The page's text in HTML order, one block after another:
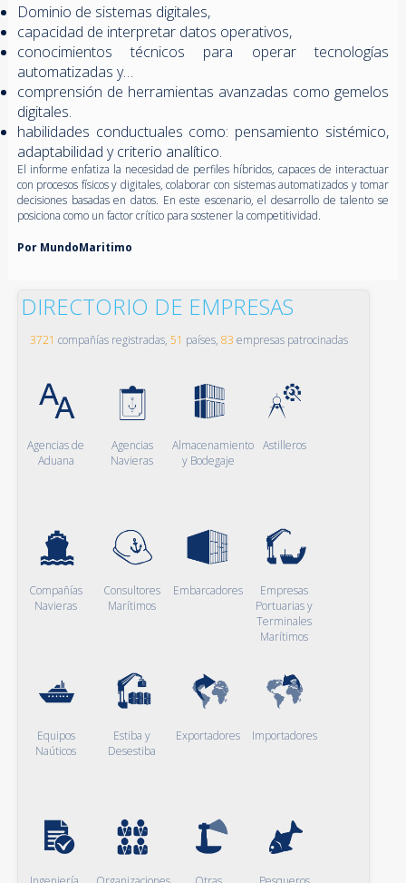
Dominio de sistemas digitales,
capacidad de interpretar datos operativos,
conocimientos técnicos para operar tecnologías
automatizadas y…
comprensión de herramientas avanzadas como gemelos
digitales.
habilidades conductuales como: pensamiento sistémico,
adaptabilidad y criterio analítico.
El informe enfatiza la necesidad de perfiles híbridos, capaces de interactuar
con procesos físicos y digitales, colaborar con sistemas automatizados y tomar
decisiones basadas en datos. En este escenario, el desarrollo de talento se
posiciona como un factor crítico para sostener la competitividad.
Por MundoMaritimo
DIRECTORIO DE EMPRESAS
3721 compañías registradas, 51 países, 83 empresas patrocinadas
Agencias de
Aduana
Agencias
Navieras
Almacenamiento
y Bodegaje
Astilleros
Compañías
Navieras
Consultores
Marítimos
Embarcadores
Empresas
Portuarias y
Terminales
Marítimos
Equipos
Naúticos
Estiba y
Desestiba
Exportadores Importadores